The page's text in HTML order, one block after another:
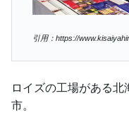
引用：https://
ロイズの工場がある
市。